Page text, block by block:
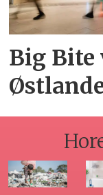
Big Bite